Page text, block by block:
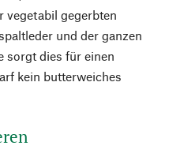
vegetabil gegerbten
und der ganzen
sorgt dies für einen
kein butterweiches